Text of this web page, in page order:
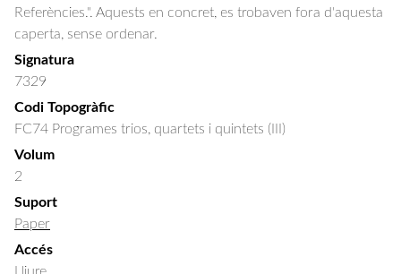
Referències.". Aquests en concret, es trobaven fora d'aquesta
caperta, sense ordenar.
Signatura
7329
Codi Topogràfic
FC74 Programes trios, quartets i quintets (III)
Volum
2
Suport
Paper
Accés